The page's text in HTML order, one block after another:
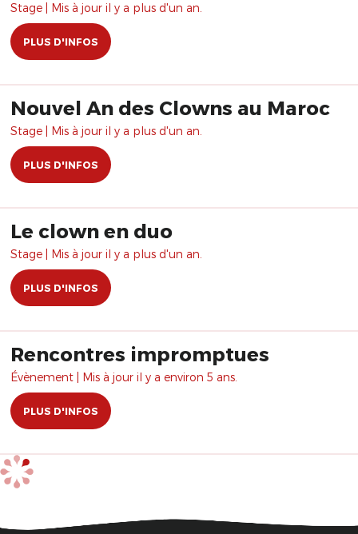
Stage | Mis à jour il y a plus d'un an.
PLUS D'INFOS
Nouvel An des Clowns au Maroc
Stage | Mis à jour il y a plus d'un an.
PLUS D'INFOS
Le clown en duo
Stage | Mis à jour il y a plus d'un an.
PLUS D'INFOS
Rencontres impromptues
Évènement | Mis à jour il y a environ 5 ans.
PLUS D'INFOS